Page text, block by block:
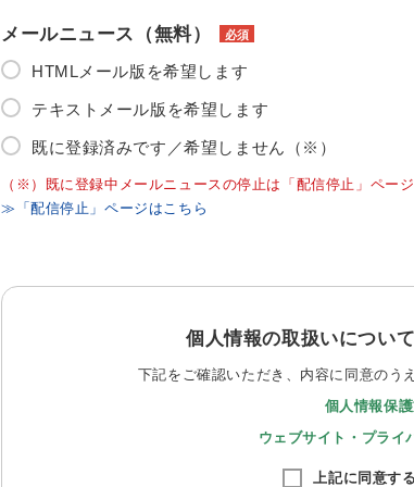
メールニュース（無料） 必須
HTMLメール版を希望します
テキストメール版を希望します
既に登録済みです／希望しません（※）
（※）既に登録中メールニュースの停止は「配信停止」ペー
≫「配信停止」ページはこちら
個人情報の取扱いについ
下記をご確認いただき、内容に同意のうえ
個人情報保
ウェブサイト・プライ
上記に同意する